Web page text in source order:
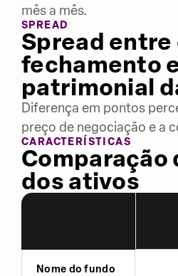
mês a mês.
SPREAD
Spread entre
fechamento
patrimonial
Diferença em pontos
preço de negociação e a
CARACTERÍSTICAS
Comparação
dos ativos
Nome do fundo